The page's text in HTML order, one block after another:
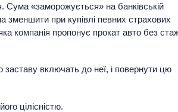
Сума «заморожується» на банківській
зменшити при купівлі певних страхових
компанія пропонує прокат авто без
включать до неї, і повернути цю
цілісністю.